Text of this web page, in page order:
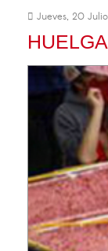
Jueves, 20